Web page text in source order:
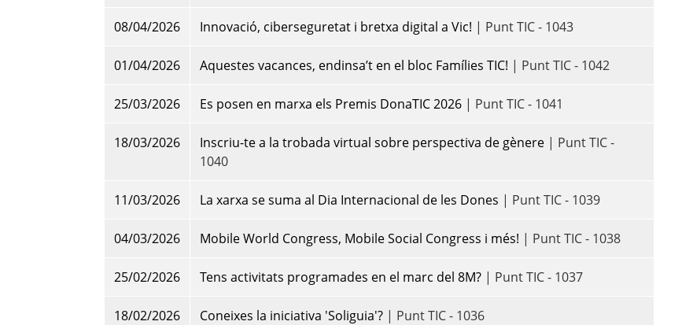
08/04/2026 Innovació, ciberseguretat i bretxa digital a Vic! | Punt TIC - 1043
01/04/2026 Aquestes vacances, endinsa’t en el bloc Famílies TIC! | Punt TIC - 1042
25/03/2026 Es posen en marxa els Premis DonaTIC 2026 | Punt TIC - 1041
18/03/2026 Inscriu-te a la trobada virtual sobre perspectiva de gènere | Punt TIC -
1040
11/03/2026 La xarxa se suma al Dia Internacional de les Dones | Punt TIC - 1039
04/03/2026 Mobile World Congress, Mobile Social Congress i més! | Punt TIC - 1038
25/02/2026 Tens activitats programades en el marc del 8M? | Punt TIC - 1037
18/02/2026 Coneixes la iniciativa 'Soliguia'? | Punt TIC - 1036